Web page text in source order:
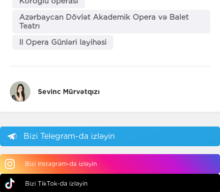
Azərbaycan Dövlət Akademik Opera və Balet
Teatrı
II Opera Günləri layihəsi
Sevinc Mürvətqızı
Bizi Telegram-da izləyin
Bizi Instagram-da izləyin
Bizi TikTok-da izləyin